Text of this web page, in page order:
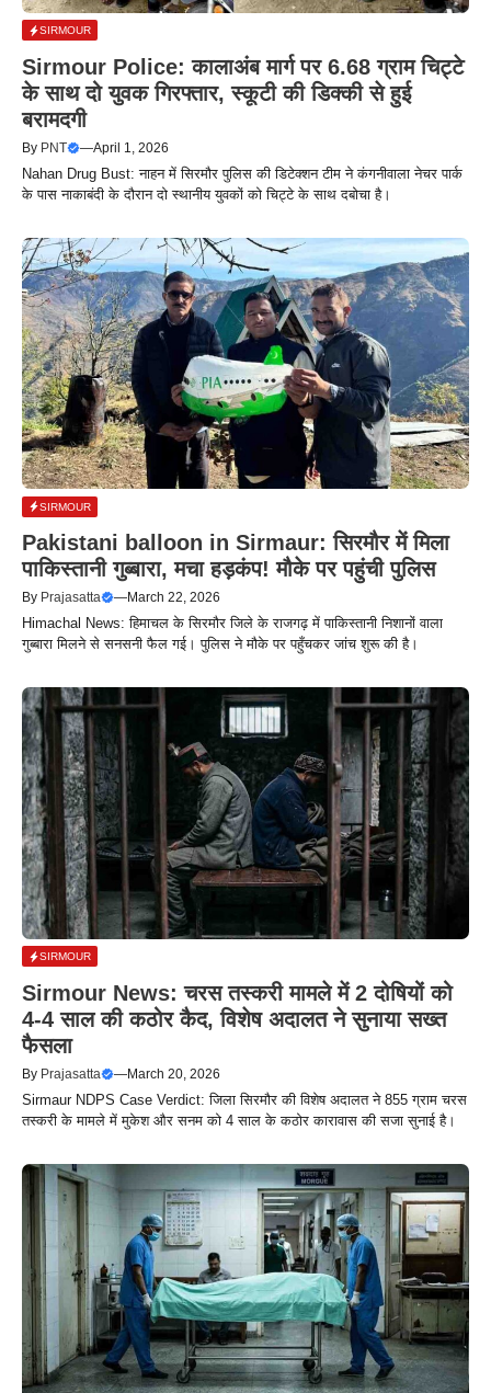
SIRMOUR
Sirmour Police: कालाअंब मार्ग पर 6.68 ग्राम चिट्टे
के साथ दो युवक गिरफ्तार, स्कूटी की डिक्की से हुई
बरामदगी
By PNT —April 1, 2026
Nahan Drug Bust: नाहन में सिरमौर पुलिस की डिटेक्शन टीम ने कंगनीवाला नेचर पार्क
के पास नाकाबंदी के दौरान दो स्थानीय युवकों को चिट्टे के साथ दबोचा है।
SIRMOUR
Pakistani balloon in Sirmaur: सिरमौर में मिला
पाकिस्तानी गुब्बारा, मचा हड़कंप! मौके पर पहुंची पुलिस
By Prajasatta —March 22, 2026
Himachal News: हिमाचल के सिरमौर जिले के राजगढ़ में पाकिस्तानी निशानों वाला
गुब्बारा मिलने से सनसनी फैल गई। पुलिस ने मौके पर पहुँचकर जांच शुरू की है।
SIRMOUR
Sirmour News: चरस तस्करी मामले में 2 दोषियों को
4-4 साल की कठोर कैद, विशेष अदालत ने सुनाया सख्त
फैसला
By Prajasatta —March 20, 2026
Sirmaur NDPS Case Verdict: जिला सिरमौर की विशेष अदालत ने 855 ग्राम चरस
तस्करी के मामले में मुकेश और सनम को 4 साल के कठोर कारावास की सजा सुनाई है।